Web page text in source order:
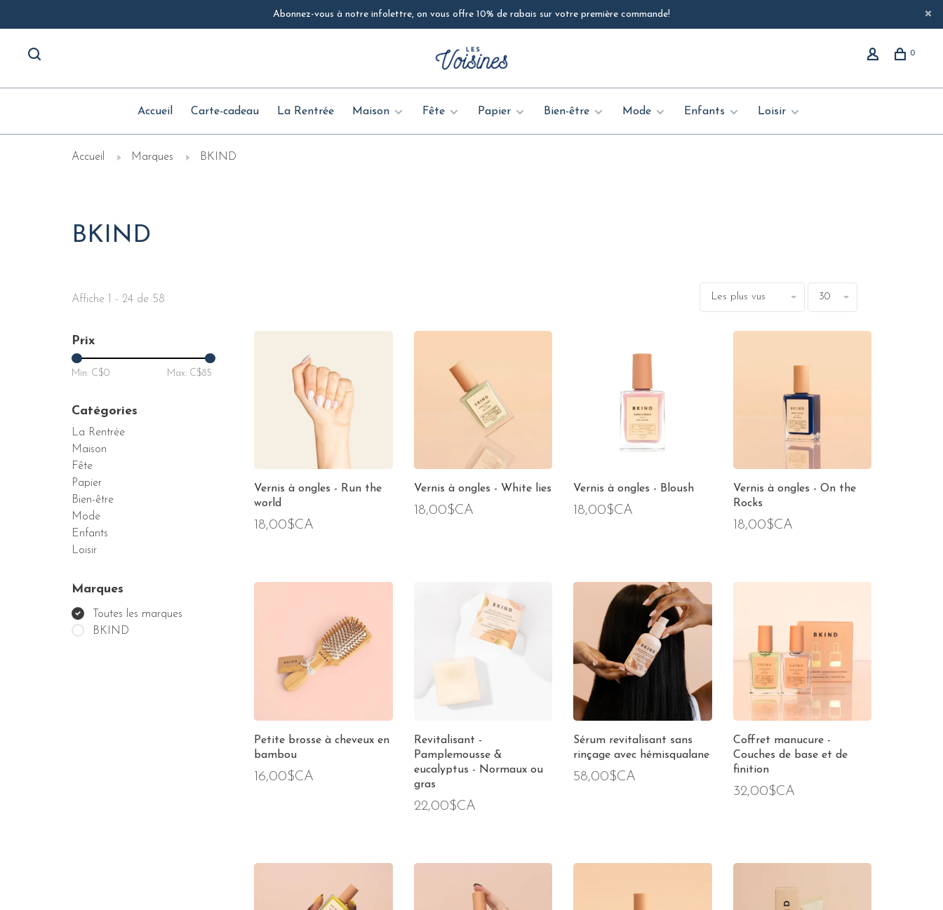
Abonnez-vous à notre infolettre, on vous offre 10% de rabais sur votre première commande!
0
Accueil Carte-cadeau La Rentrée Maison Fête Papier Bien-être Mode Enfants Loisir
Accueil Marques BKIND
BKIND
Affiche 1 - 24 de 58 Les plus vus 30
Prix
Min: C$0 Max: C$85
Catégories
La Rentrée
Maison
Fête
Papier
Bien-être
Mode
Enfants
Loisir
Marques
Toutes les marques
BKIND
Vernis à ongles - Run the
world
18,00$CA
Vernis à ongles - White lies
18,00$CA
Vernis à ongles - Bloush
18,00$CA
Vernis à ongles - On the
Rocks
18,00$CA
Petite brosse à cheveux en
bambou
16,00$CA
Revitalisant -
Pamplemousse &
eucalyptus - Normaux ou
gras
22,00$CA
Sérum revitalisant sans
rinçage avec hémisqualane
58,00$CA
Coffret manucure -
Couches de base et de
finition
32,00$CA